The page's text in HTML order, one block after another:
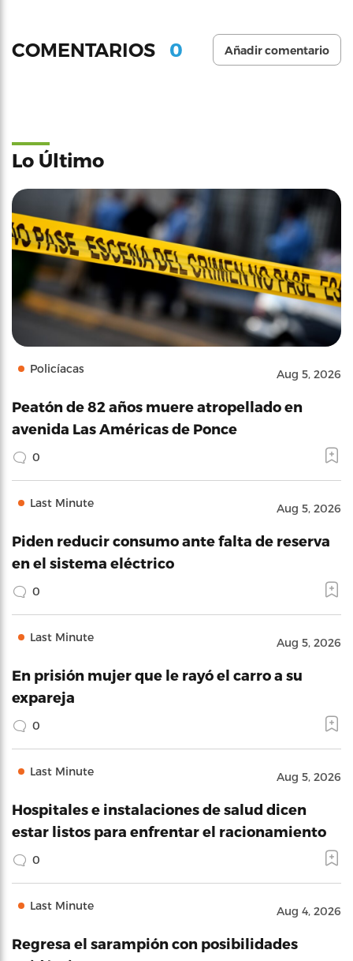
COMENTARIOS 0 Añadir comentario
Lo Último
Policíacas Aug 5, 2026
Peatón de 82 años muere atropellado en
avenida Las Américas de Ponce
0
Last Minute Aug 5, 2026
Piden reducir consumo ante falta de reserva
en el sistema eléctrico
0
Last Minute Aug 5, 2026
En prisión mujer que le rayó el carro a su
expareja
0
Last Minute Aug 5, 2026
Hospitales e instalaciones de salud dicen
estar listos para enfrentar el racionamiento
0
Last Minute Aug 4, 2026
Regresa el sarampión con posibilidades